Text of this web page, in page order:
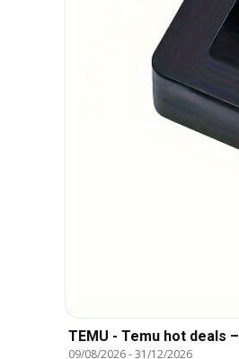
TEMU - Temu hot deals
09/08/2026-31/12/2026